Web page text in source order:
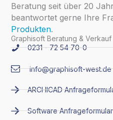
Beratung seit über 20
beantwortet gerne Ihre
Produkten.
Graphisoft Beratung & Verkauf
0231 - 72 54 70-0
info@graphisoft-west.de
ARCHICAD
Software Anfrageformular